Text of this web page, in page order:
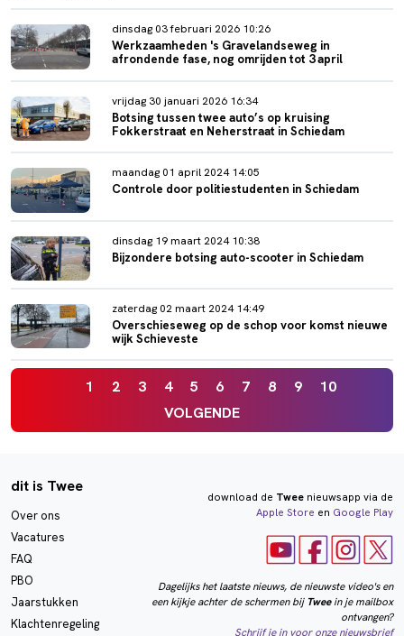
dinsdag 03 februari 2026 10:26
Werkzaamheden 's Gravelandseweg in
afrondende fase, nog omrijden tot 3 april
vrijdag 30 januari 2026 16:34
Botsing tussen twee auto’s op kruising
Fokkerstraat en Neherstraat in Schiedam
maandag 01 april 2024 14:05
Controle door politiestudenten in Schiedam
dinsdag 19 maart 2024 10:38
Bijzondere botsing auto-scooter in Schiedam
zaterdag 02 maart 2024 14:49
Overschieseweg op de schop voor komst nieuwe
wijk Schieveste
1 2 3 4 5 6 7 8 9
10
VOLGENDE
dit is Twee
Over ons
Vacatures
FAQ
PBO
Jaarstukken
Klachtenregeling
download de Tweenieuwsapp via de
Apple Store en Google Play
Dagelijks het laatste nieuws, de nieuwste video's en
een kijkje achter de schermen bij Tweein je mailbox
ontvangen?
Schrijf je in voor onze nieuwsbrief